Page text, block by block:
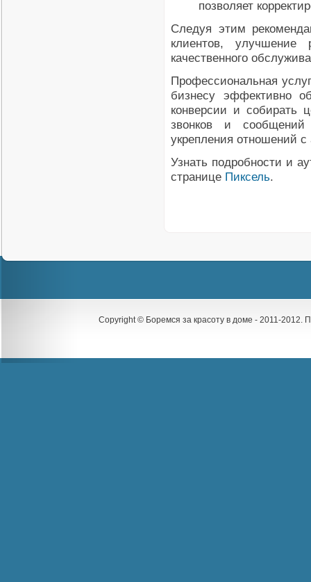
позволяет
Следуя этим
клиентов,
качественного
Профессиональная
бизнесу эффективно
конверсии и собирать
звонков и
укрепления отношений
Узнать подробности и
странице Пиксель.
Copyright © Боремся за красоту в доме - 2011-2012.